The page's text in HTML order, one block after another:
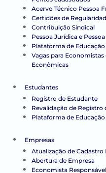
Acervo Técnico Pessoa
Certidões de
Contribuição Sindical
Pessoa Jurídica e
Plataforma de
Vagas para Economistas
Econômicas
Estudantes
Registro de Estudante
Revalidação de Registro
Plataforma de
Empresas
Atualização de Cadastro
Abertura de Empresa
Economista Responsável